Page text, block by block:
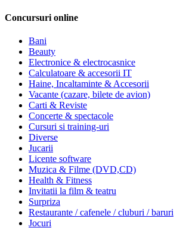
Concursuri online
Bani
Beauty
Electronice & electrocasnice
Calculatoare & accesorii IT
Haine, Incaltaminte & Accesorii
Vacante (cazare, bilete de avion)
Carti & Reviste
Concerte & spectacole
Cursuri si training-uri
Diverse
Jucarii
Licente software
Muzica & Filme (DVD,CD)
Health & Fitness
Invitatii la film & teatru
Surpriza
Restaurante / cafenele / cluburi / baruri
Jocuri